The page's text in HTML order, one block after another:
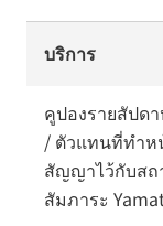
บริการ
คูปองรายสัปด
/ ตัวแทนที่ทำห
สัญญาไว้กับสถ
สัมภาระ